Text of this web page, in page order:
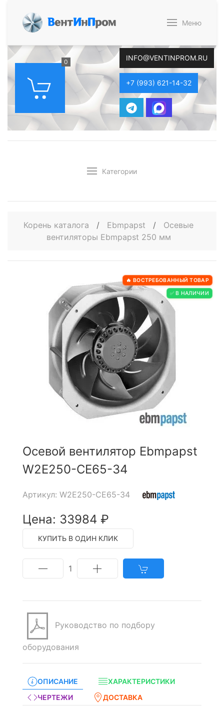
ВентИнПром Меню
0 INFO@VENTINPROM.RU
+7 (993) 621-14-32
Категории
Корень каталога / Ebmpapst /
Осевые
вентиляторы Ebmpapst 250 мм
🔥 ВОСТРЕБОВАННЫЙ ТОВАР
✅ В НАЛИЧИИ
Осевой вентилятор Ebmpapst
W2E250-CE65-34
Артикул: W2E250-CE65-34
Цена: 33984 ₽
КУПИТЬ В ОДИН КЛИК
1
Руководство по подбору
оборудования
ОПИСАНИЕ
ХАРАКТЕРИСТИКИ
ЧЕРТЕЖИ
ДОСТАВКА